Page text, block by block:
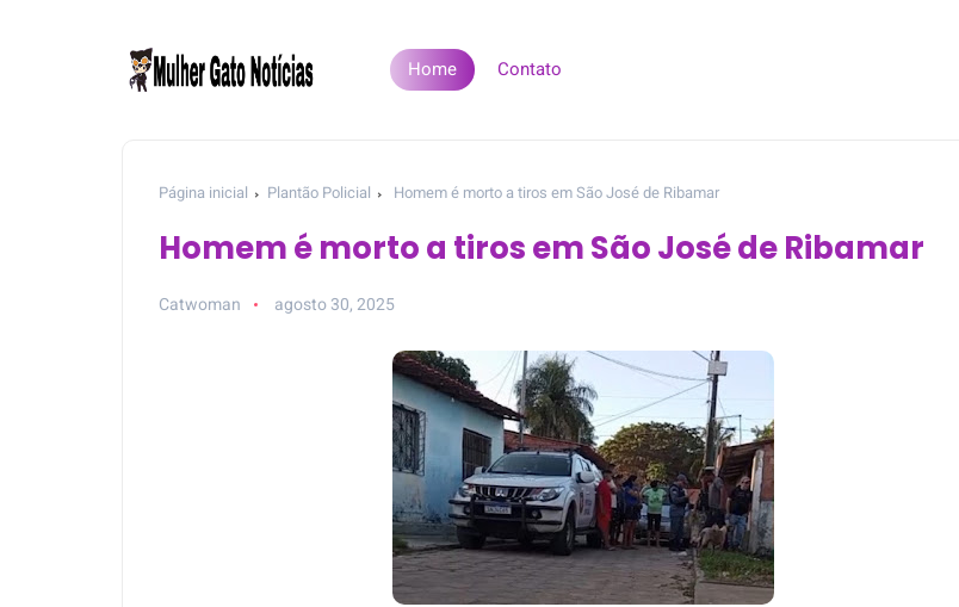
Home Contato
Página inicial Plantão Policial Homem é morto a tiros em São José de Ribamar
Homem é morto a tiros em São José de Ribamar
Catwoman agosto 30, 2025